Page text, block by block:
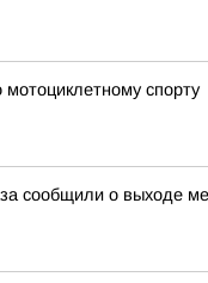
спорту
сообщили о выходе